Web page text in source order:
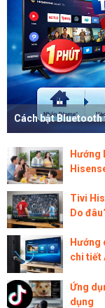
Cách bật
Hướng
Tivi
Do
Hướng
chi tiết
Ứng
dụng